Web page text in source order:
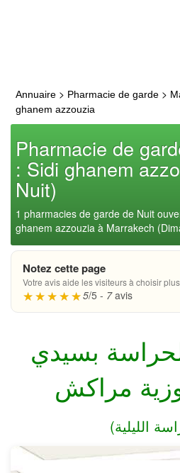
Annuaire > Pharmacie de garde >
ghanem azzouzia
Pharmacie de
: Sidi ghanem
Nuit)
1 pharmacies de garde de Nuit
ghanem azzouzia à Marrakech
Notez cette page
Votre avis aide les visiteurs à choisir
5/5 - 7avis
بسيدي
مراكش